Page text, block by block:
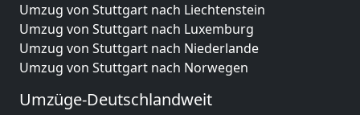
Umzug von Stuttgart nach Liechtenstein
Umzug von Stuttgart nach Luxemburg
Umzug von Stuttgart nach Niederlande
Umzug von Stuttgart nach Norwegen
Umzüge-Deutschlandweit